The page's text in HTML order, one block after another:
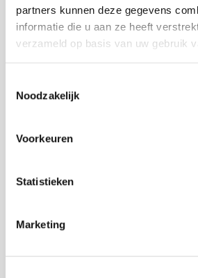
partners kunnen deze gegevens
informatie die u aan ze heeft
verzameld op basis van uw gebruik
Noodzakelijk
Voorkeuren
Statistieken
Marketing
vanaf
Bob Ross Workshop
met een prachtig
Graffiti